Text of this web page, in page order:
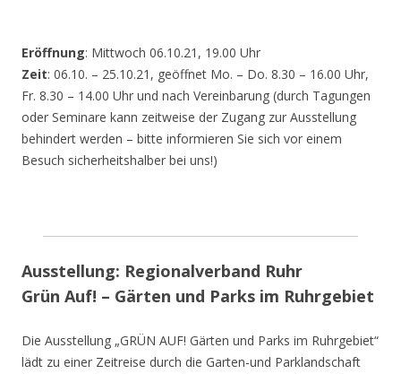
Eröffnung: Mittwoch 06.10.21, 19.00 Uhr
Zeit: 06.10. – 25.10.21, geöffnet Mo. – Do. 8.30 – 16.00 Uhr,
Fr. 8.30 – 14.00 Uhr und nach Vereinbarung (durch Tagungen
oder Seminare kann zeitweise der Zugang zur Ausstellung
behindert werden – bitte informieren Sie sich vor einem
Besuch sicherheitshalber bei uns!)
Ausstellung: Regionalverband Ruhr
Grün Auf! – Gärten und Parks im Ruhrgebiet
Die Ausstellung „GRÜN AUF! Gärten und Parks im Ruhrgebiet“
lädt zu einer Zeitreise durch die Garten-und Parklandschaft